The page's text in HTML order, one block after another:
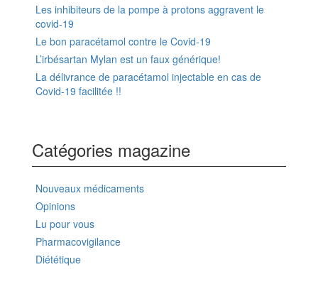
Les inhibiteurs de la pompe à protons aggravent le
covid-19
Le bon paracétamol contre le Covid-19
L’irbésartan Mylan est un faux générique!
La délivrance de paracétamol injectable en cas de
Covid-19 facilitée !!
Catégories magazine
Nouveaux médicaments
Opinions
Lu pour vous
Pharmacovigilance
Diététique